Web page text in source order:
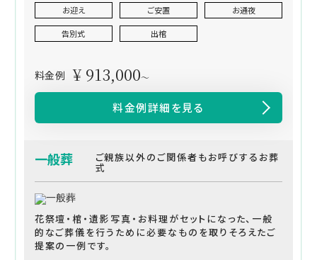
お迎え ご安置 お通夜
告別式 出棺
料金例 ¥ 913,000～
料金例詳細を見る
一般葬 ご親族以外のご関係者もお呼びするお葬
式
花祭壇・棺・遺影写真・お料理がセットになった、一般
的なご葬儀を行うために必要なものを取りそろえたご
提案の一例です。